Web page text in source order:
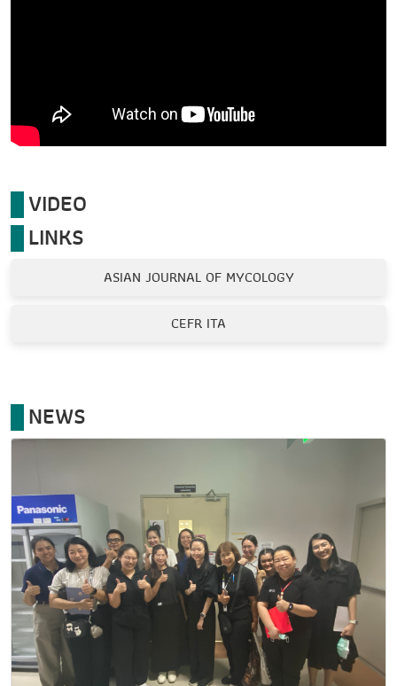
VIDEO
LINKS
ASIAN JOURNAL OF MYCOLOGY
CEFR ITA
NEWS